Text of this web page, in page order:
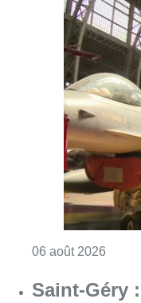
06 août 2026
Saint-
Senne et
classés